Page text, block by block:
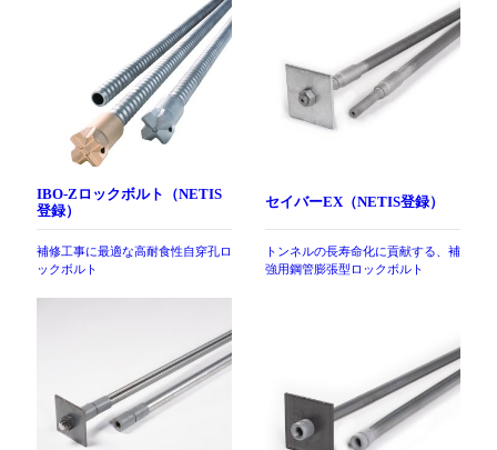
IBO-Zロックボルト（NETIS
登録）
補修工事に最適な高耐食性自穿孔ロ
ックボルト
セイバーEX（NETIS登録）
トンネルの長寿命化に貢献する、補
強用鋼管膨張型ロックボルト